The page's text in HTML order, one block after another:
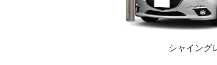
シャイング